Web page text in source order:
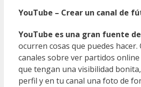
YouTube – Crear un canal de
YouTube es una gran fuente
ocurren cosas que puedes hacer.
canales sobre ver partidos
que tengan una visibilidad
perfil y en tu canal una foto de